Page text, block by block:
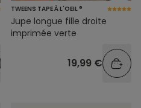
TWEENS TAPE À L'OEIL ®
Jupe longue fille droite
imprimée verte
19,99 €